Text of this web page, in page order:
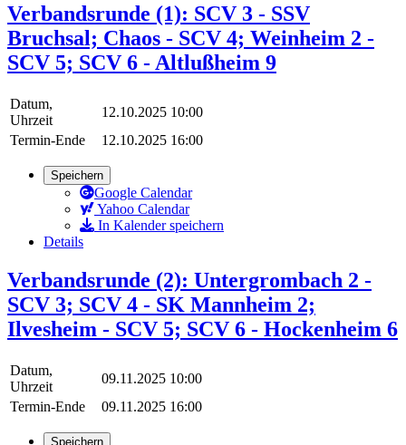
Verbandsrunde (1): SCV 3 - SSV
Bruchsal; Chaos - SCV 4; Weinheim 2 -
SCV 5; SCV 6 - Altlußheim 9
Datum,
Uhrzeit
12.10.2025 10:00
Termin-Ende
12.10.2025 16:00
Speichern
Google Calendar
Yahoo Calendar
In Kalender speichern
Details
Verbandsrunde (2): Untergrombach 2 -
SCV 3; SCV 4 - SK Mannheim 2;
Ilvesheim - SCV 5; SCV 6 - Hockenheim 6
Datum,
Uhrzeit
09.11.2025 10:00
Termin-Ende
09.11.2025 16:00
Speichern